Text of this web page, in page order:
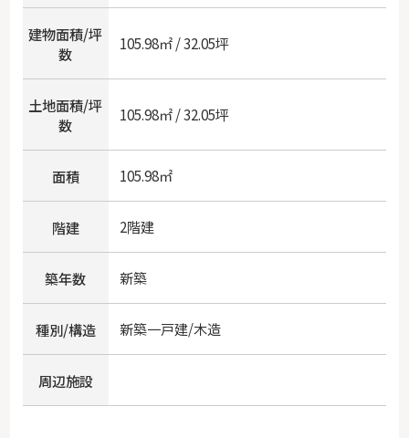
建物面積/坪
数
105.98㎡ / 32.05坪
土地面積/坪
数
105.98㎡ / 32.05坪
面積 105.98㎡
階建 2階建
築年数 新築
種別/構造 新築一戸建/木造
周辺施設